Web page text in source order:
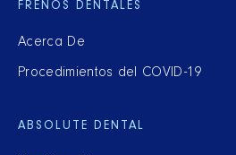
FRENOS DENTALES
Acerca De
Procedimientos del COVID-19
ABSOLUTE DENTAL